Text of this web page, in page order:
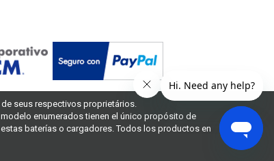
seus respectivos proprietários.
enumerados tienen el único propósito de
baterías o cargadores. Todos los productos en